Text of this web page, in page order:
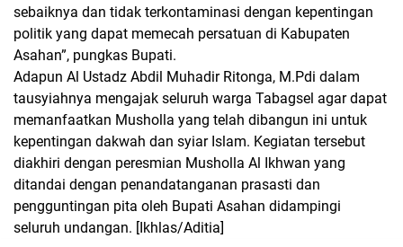
sebaiknya dan tidak terkontaminasi dengan kepentingan
politik yang dapat memecah persatuan di Kabupaten
Asahan”, pungkas Bupati.
Adapun Al Ustadz Abdil Muhadir Ritonga, M.Pdi dalam
tausyiahnya mengajak seluruh warga Tabagsel agar dapat
memanfaatkan Musholla yang telah dibangun ini untuk
kepentingan dakwah dan syiar Islam. Kegiatan tersebut
diakhiri dengan peresmian Musholla Al Ikhwan yang
ditandai dengan penandatanganan prasasti dan
pengguntingan pita oleh Bupati Asahan didampingi
seluruh undangan. [Ikhlas/Aditia]